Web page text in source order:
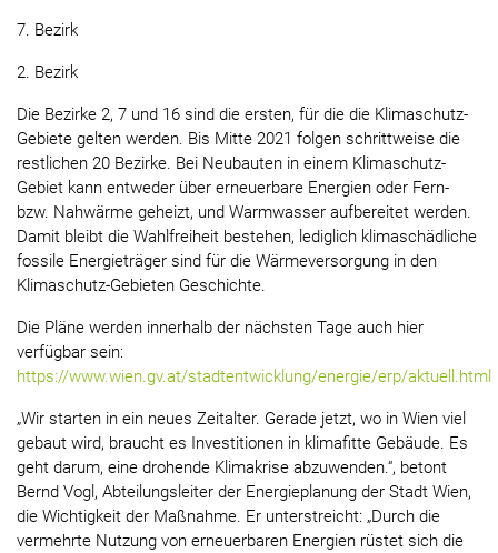
7. Bezirk
2. Bezirk
Die Bezirke 2, 7 und 16 sind die ersten, für die die Klimaschutz-
Gebiete gelten werden. Bis Mitte 2021 folgen schrittweise die
restlichen 20 Bezirke. Bei Neubauten in einem Klimaschutz-
Gebiet kann entweder über erneuerbare Energien oder Fern-
bzw. Nahwärme geheizt, und Warmwasser aufbereitet werden.
Damit bleibt die Wahlfreiheit bestehen, lediglich klimaschädliche
fossile Energieträger sind für die Wärmeversorgung in den
Klimaschutz-Gebieten Geschichte.
Die Pläne werden innerhalb der nächsten Tage auch hier
verfügbar sein:
https://www.wien.gv.at/stadtentwicklung/energie/erp/aktuell.html
„Wir starten in ein neues Zeitalter. Gerade jetzt, wo in Wien viel
gebaut wird, braucht es Investitionen in klimafitte Gebäude. Es
geht darum, eine drohende Klimakrise abzuwenden.“, betont
Bernd Vogl, Abteilungsleiter der Energieplanung der Stadt Wien,
die Wichtigkeit der Maßnahme. Er unterstreicht: „Durch die
vermehrte Nutzung von erneuerbaren Energien rüstet sich die